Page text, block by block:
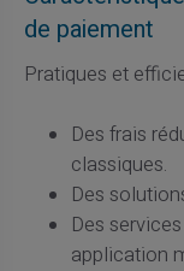
de paiement
Pratiques et
Des frais
classiques.
Des
Des
application